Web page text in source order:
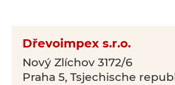
Dřevoimpex s.r.o.
Nový Zlíchov 3172/6
Praha 5, Tsjechische